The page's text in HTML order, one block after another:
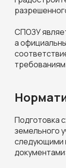
СПОЗУ
а
Подготовка
земельного
следующими
документами: